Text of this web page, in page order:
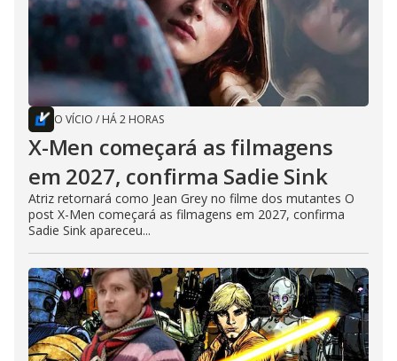
O VÍCIO / HÁ 2 HORAS
X-Men começará as filmagens
em 2027, confirma Sadie Sink
Atriz retornará como Jean Grey no filme dos mutantes O
post X-Men começará as filmagens em 2027, confirma
Sadie Sink apareceu...